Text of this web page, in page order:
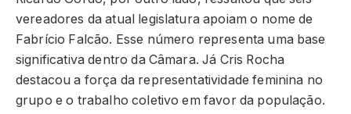
vereadores da atual legislatura apoiam o nome de
Fabrício Falcão. Esse número representa uma base
significativa dentro da Câmara. Já Cris Rocha
destacou a força da representatividade feminina no
grupo e o trabalho coletivo em favor da população.